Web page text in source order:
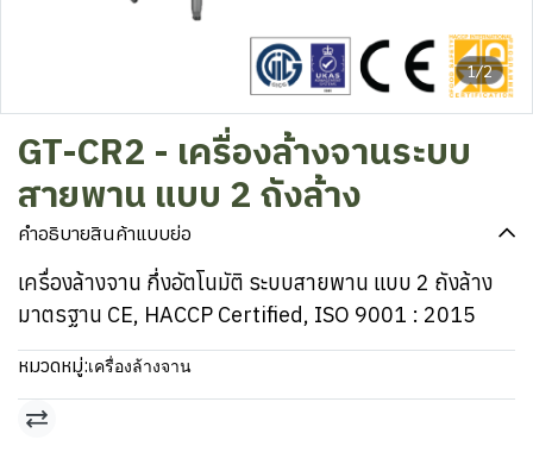
1/2
GT-CR2 - เครื่องล้างจานระบบ
สายพาน แบบ 2 ถังล้าง
คำอธิบายสินค้าแบบย่อ
เครื่องล้างจาน กึ่งอัตโนมัติ ระบบสายพาน แบบ 2 ถังล้าง
มาตรฐาน CE, HACCP Certified, ISO 9001 : 2015
หมวดหมู่:เครื่องล้างจาน